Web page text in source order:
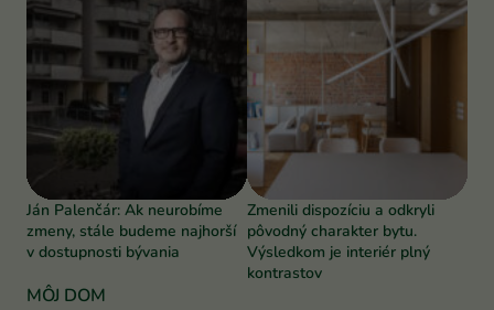
Ján Palenčár: Ak neurobíme
zmeny, stále budeme najhorší
v dostupnosti bývania
Zmenili dispozíciu a odkryli
pôvodný charakter bytu.
Výsledkom je interiér plný
kontrastov
MÔJ DOM